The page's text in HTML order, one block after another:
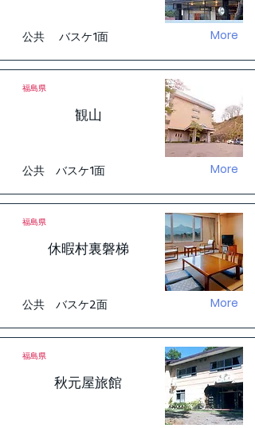
公共 バスケ1面 More
福島県
観山
公共 バスケ1面 More
福島県
休暇村裏磐梯
公共 バスケ2面 More
福島県
秋元屋旅館